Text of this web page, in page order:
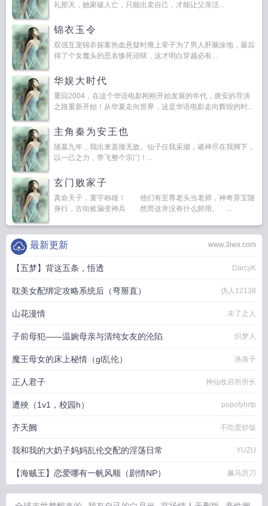
礼那天，她家破人亡，只能出卖自己，才能让父亲活...
锦衣玉令
双强互宠锦衣探案热血悬疑时雍上辈子为了男人肝脑涂地，最后
得了个女魔头的恶名惨死诏狱，这才明白穿越必有...
华娱大时代
重回2004，在这个华语电影刚刚开始发展的年代，唐安的导演
之路重新开始！从华夏走向世界，这是华语电影走向辉煌的时...
主角秦为安王也
陵墓九年，我出来直接无敌。仙子任我采撷，诸神尽在我脚下，
以一己之力，带飞整个宗门！...
玄门败家子
真命天子，寰宇称雄！ 他们有至尊老头当老师，神奇异宝随
身行，古街捡漏变神兵 然而这并没有什么卵用。 ...
www.3iwx.com
最新更新
【五梦】背这五条，悟透 DarcyK
耽美女配绑定攻略系统后（弯掰直） 伪人12138
山花漫情 未了之人
子前母犯——温婉母亲与清纯女友的沦陷 织梦人
魔王母女的床上秘情（gl乱伦） 洛洛子
正人君子 神仙收容所所长
遭殃（1v1，校园h） popofyhrfp
齐天阙 不吃蛋炒饭
我和我的大奶子妈妈乱伦交配的淫荡日常 YUZU
【海贼王】恋爱哪有一帆风顺（剧情NP） 飙马厉刀